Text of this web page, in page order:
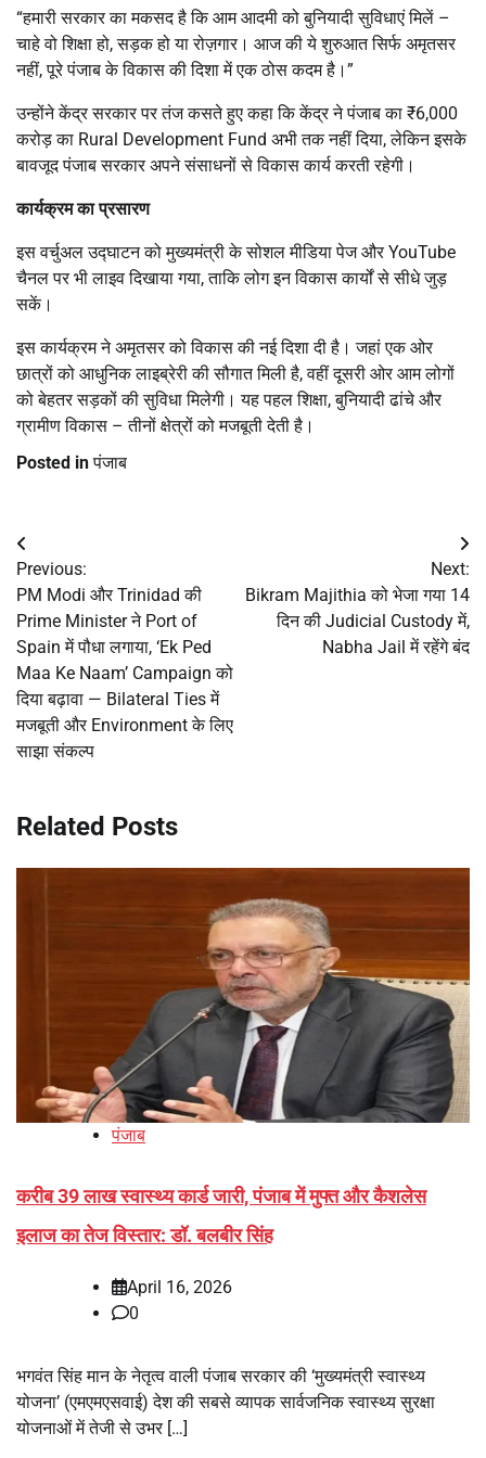
“हमारी सरकार का मकसद है कि आम आदमी को बुनियादी सुविधाएं मिलें –
चाहे वो शिक्षा हो, सड़क हो या रोज़गार। आज की ये शुरुआत सिर्फ अमृतसर
नहीं, पूरे पंजाब के विकास की दिशा में एक ठोस कदम है।”
उन्होंने केंद्र सरकार पर तंज कसते हुए कहा कि केंद्र ने पंजाब का ₹6,000
करोड़ का Rural Development Fund अभी तक नहीं दिया, लेकिन इसके
बावजूद पंजाब सरकार अपने संसाधनों से विकास कार्य करती रहेगी।
कार्यक्रम का प्रसारण
इस वर्चुअल उद्घाटन को मुख्यमंत्री के सोशल मीडिया पेज और YouTube
चैनल पर भी लाइव दिखाया गया, ताकि लोग इन विकास कार्यों से सीधे जुड़
सकें।
इस कार्यक्रम ने अमृतसर को विकास की नई दिशा दी है। जहां एक ओर
छात्रों को आधुनिक लाइब्रेरी की सौगात मिली है, वहीं दूसरी ओर आम लोगों
को बेहतर सड़कों की सुविधा मिलेगी। यह पहल शिक्षा, बुनियादी ढांचे और
ग्रामीण विकास – तीनों क्षेत्रों को मजबूती देती है।
Posted inपंजाब
Post
navigation
Previous:
PM Modi और Trinidad की
Prime Minister ने Port of
Spain में पौधा लगाया, ‘Ek Ped
Maa Ke Naam’ Campaign को
दिया बढ़ावा — Bilateral Ties में
मजबूती और Environment के लिए
साझा संकल्प
Next:
Bikram Majithia को भेजा गया 14
दिन की Judicial Custody में,
Nabha Jail में रहेंगे बंद
Related Posts
पंजाब
करीब 39 लाख स्वास्थ्य कार्ड जारी, पंजाब में मुफ्त और कैशलेस
इलाज का तेज विस्तार: डॉ. बलबीर सिंह
April 16, 2026
0
भगवंत सिंह मान के नेतृत्व वाली पंजाब सरकार की ‘मुख्यमंत्री स्वास्थ्य
योजना’ (एमएमएसवाई) देश की सबसे व्यापक सार्वजनिक स्वास्थ्य सुरक्षा
योजनाओं में तेजी से उभर […]